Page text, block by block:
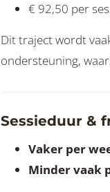
€ 92,50 per
Dit traject wordt
ondersteuning,
Sessieduur &
Vaker per
Minder vaak